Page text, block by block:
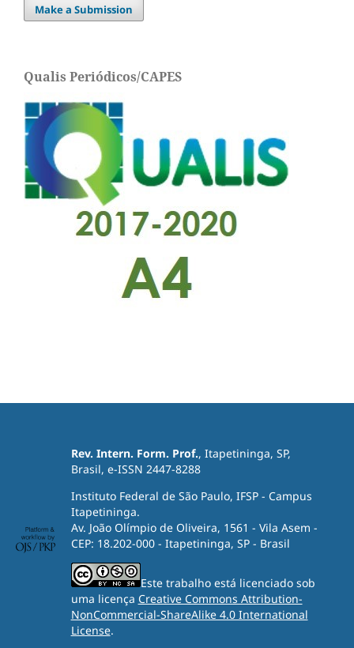
Make a Submission
Qualis Periódicos/CAPES
Rev. Intern. Form. Prof., Itapetininga, SP,
Brasil, e-ISSN 2447-8288
Instituto Federal de São Paulo, IFSP - Campus
Itapetininga.
Av. João Olímpio de Oliveira, 1561 - Vila Asem -
CEP: 18.202-000 - Itapetininga, SP - Brasil
Este trabalho está licenciado sob
uma licença Creative Commons Attribution-
NonCommercial-ShareAlike 4.0 International
License.